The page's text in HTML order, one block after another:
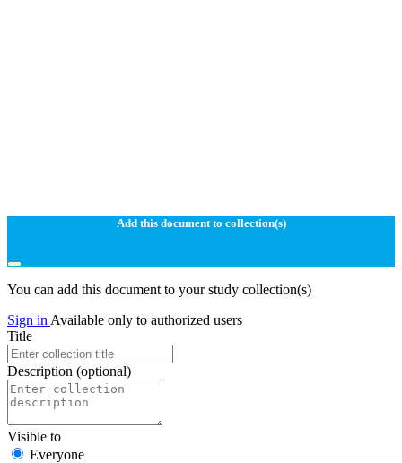
Add this document to collection(s)
You can add this document to your study collection(s)
Sign in Available only to authorized users
Title
Description (optional)
Visible to
Everyone